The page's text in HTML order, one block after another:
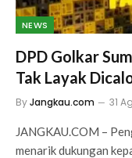
NEWS
DPD Golkar
Tak Layak
ByJangkau.com 31
JANGKAU.COM –
menarik dukungan